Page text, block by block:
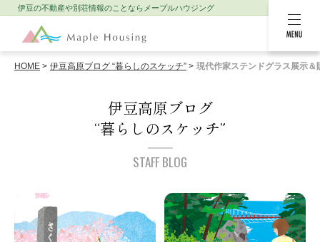
MENU
伊豆の不動産や別荘情報のことなら メープルハウジング
HOME 伊豆高原ブログ “暮らしのスケッチ” 現代作家ステンドグラス展示＆
伊豆高原ブログ
“暮らしのスケッチ”
STAFF BLOG